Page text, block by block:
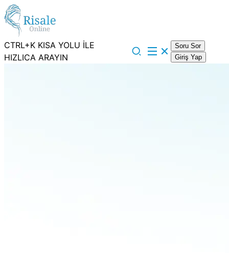
CTRL+K KISA YOLU İLE
HIZLICA ARAYIN
Soru Sor
Giriş Yap